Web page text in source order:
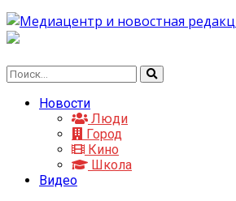
Новости
Люди
Город
Кино
Школа
Видео